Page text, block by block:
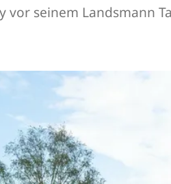
vor seinem Landsmann